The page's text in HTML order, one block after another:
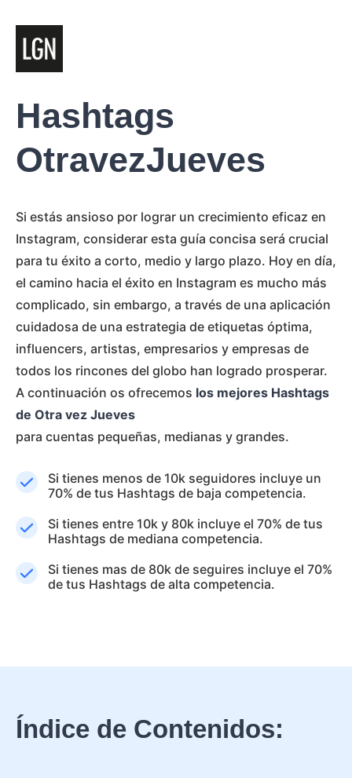
Hashtags
OtravezJueves
Si estás ansioso por lograr un crecimiento eficaz en
Instagram, considerar esta guía concisa será crucial
para tu éxito a corto, medio y largo plazo. Hoy en día,
el camino hacia el éxito en Instagram es mucho más
complicado, sin embargo, a través de una aplicación
cuidadosa de una estrategia de etiquetas óptima,
influencers, artistas, empresarios y empresas de
todos los rincones del globo han logrado prosperar.
A continuación os ofrecemos los mejores Hashtags
de Otra vez Jueves
para cuentas pequeñas, medianas y grandes.
Si tienes menos de 10k seguidores incluye un
70% de tus Hashtags de baja competencia.
Si tienes entre 10k y 80k incluye el 70% de tus
Hashtags de mediana competencia.
Si tienes mas de 80k de seguires incluye el 70%
de tus Hashtags de alta competencia.
Índice de Contenidos: